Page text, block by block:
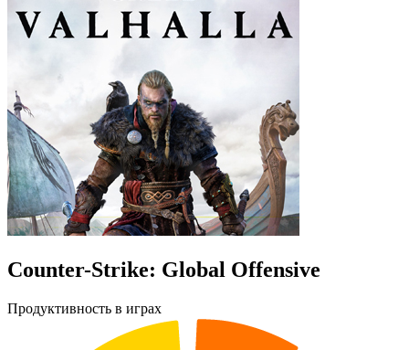
Counter-Strike: Global Offensive
Продуктивность в играх